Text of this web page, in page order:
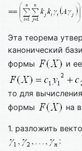
Эта теорема
канонический
формы
и
то для
формы
на
1. разложить
: